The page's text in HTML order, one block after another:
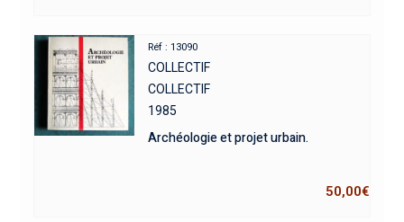
Réf : 13090
COLLECTIF
COLLECTIF
1985
Archéologie et projet urbain.
50,00€